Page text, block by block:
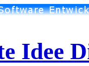
Idee